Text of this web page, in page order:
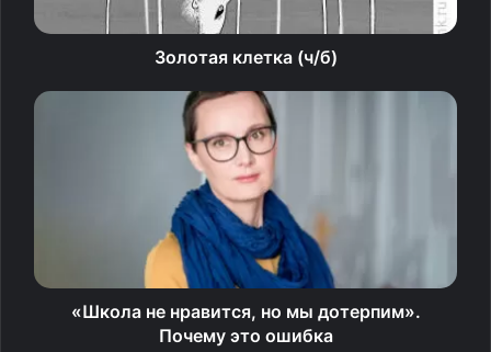
стечение обстоятельств?
«Долгожданные» санкции
На правах хозяйки сборная России по волейболу
первой пробилась на чемпионат мира-2022 —
и первой же из него вылетела, даже не успев там
выступить. Ещё в конце февраля голландские атлеты
начали угрожать Международной федерации
волейбола (FIVB) бойкотировать турнир, если в нём
будут участвовать россияне, и уже в начале марта
организации пришлось последовать примеру других
Золотая клетка (ч/б)
«Школа не нравится, но мы дотерпим».
Почему это ошибка